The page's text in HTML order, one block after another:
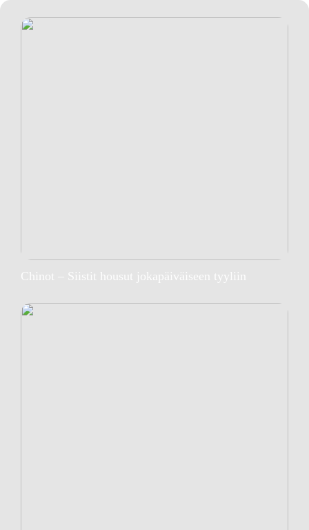
Chinot – Siistit housut jokapäiväiseen tyyliin